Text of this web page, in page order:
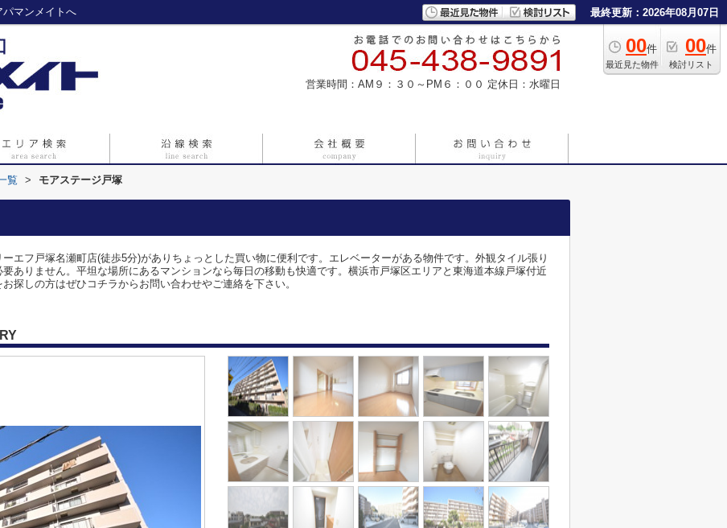
パマンメイトへ 最終更新：2026年08月07日
00件
最近見た物件
00件
検討リスト
営業時間：AM９：３０～PM６：００ 定休日：水曜日
覧 > モアステージ戸塚
エフ戸塚名瀬町店(徒歩5分)がありちょっとした買い物に便利です。エレベーターがある物件です。外観タイル張り
ありません。平坦な場所にあるマンションなら毎日の移動も快適です。横浜市戸塚区エリアと東海道本線戸塚付近
探しの方はぜひコチラからお問い合わせやご連絡を下さい。